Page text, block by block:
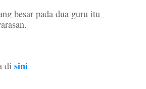
besar pada dua guru itu_
di sini